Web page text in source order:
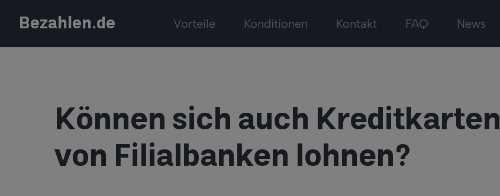
Bezahlen.de Vorteile Konditionen Kontakt FAQ News
Können sich auch Kreditkarten
von Filialbanken lohnen?